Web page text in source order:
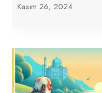
Kasım 26, 2024